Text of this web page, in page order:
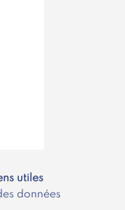
utiles
données